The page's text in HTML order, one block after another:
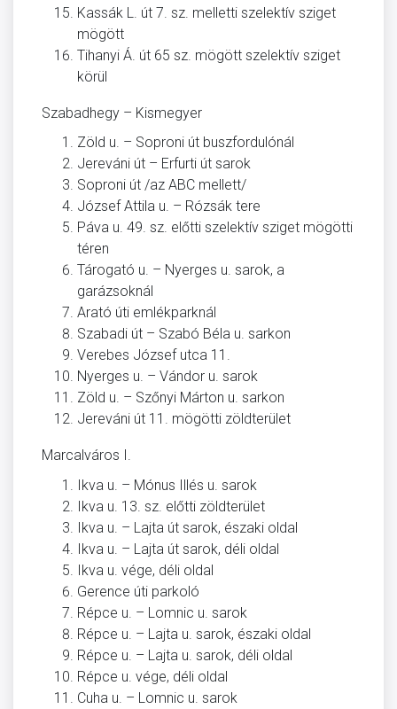
Kassák L. út 7. sz. melletti szelektív sziget
mögött
Tihanyi Á. út 65 sz. mögött szelektív sziget
körül
Szabadhegy – Kismegyer
Zöld u. – Soproni út buszfordulónál
Jereváni út – Erfurti út sarok
Soproni út /az ABC mellett/
József Attila u. – Rózsák tere
Páva u. 49. sz. előtti szelektív sziget mögötti
téren
Tárogató u. – Nyerges u. sarok, a
garázsoknál
Arató úti emlékparknál
Szabadi út – Szabó Béla u. sarkon
Verebes József utca 11.
Nyerges u. – Vándor u. sarok
Zöld u. – Szőnyi Márton u. sarkon
Jereváni út 11. mögötti zöldterület
Marcalváros I.
Ikva u. – Mónus Illés u. sarok
Ikva u. 13. sz. előtti zöldterület
Ikva u. – Lajta út sarok, északi oldal
Ikva u. – Lajta út sarok, déli oldal
Ikva u. vége, déli oldal
Gerence úti parkoló
Répce u. – Lomnic u. sarok
Répce u. – Lajta u. sarok, északi oldal
Répce u. – Lajta u. sarok, déli oldal
Répce u. vége, déli oldal
Cuha u. – Lomnic u. sarok